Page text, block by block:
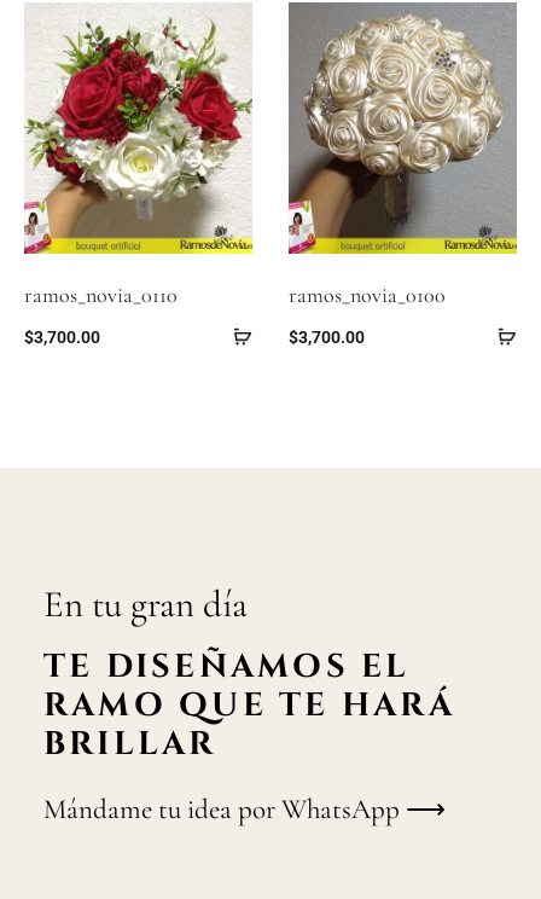
ramos_novia_0110
$3,700.00
ramos_novia_0100
$3,700.00
En tu gran día
TE DISEÑAMOS EL
RAMO QUE TE HARÁ
BRILLAR
Mándame tu idea por WhatsApp ⟶